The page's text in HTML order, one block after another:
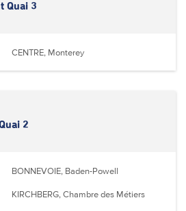
Quai 3
CENTRE, Monterey
2
BONNEVOIE, Baden-Powell
KIRCHBERG, Chambre des Métiers